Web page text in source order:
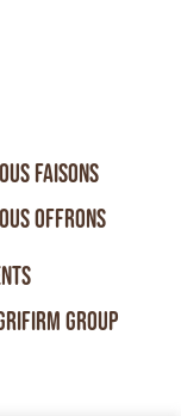
FAISONS
OFFRONS
GROUP